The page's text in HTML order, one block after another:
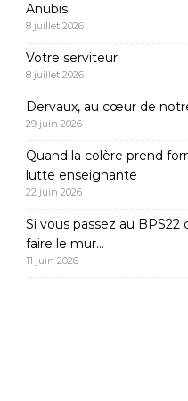
Anubis
8 juillet 2026
Votre serviteur
8 juillet 2026
Dervaux, au cœur de
29 juin 2026
Quand la colère prend
lutte enseignante
22 juin 2026
Si vous passez au BPS22
faire le mur…
11 juin 2026